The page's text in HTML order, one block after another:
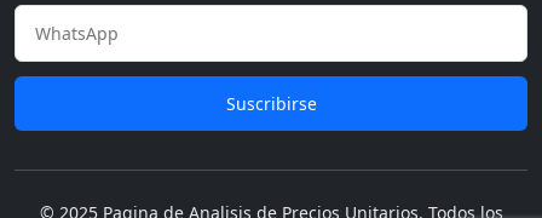
Suscribirse
© 2025 Pagina de Analisis de Precios Unitarios. Todos los